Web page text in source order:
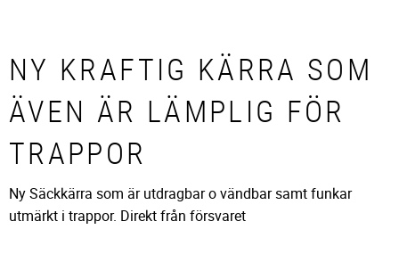
NY KRAFTIG KÄRRA SOM
ÄVEN ÄR LÄMPLIG FÖR
TRAPPOR
Ny Säckkärra som är utdragbar o vändbar samt funkar
utmärkt i trappor. Direkt från försvaret